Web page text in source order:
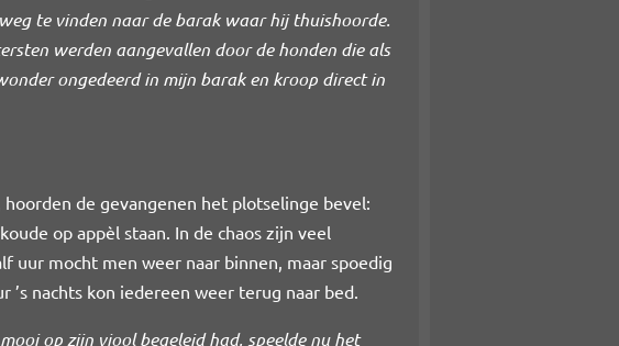
te vinden naar de barak waar hij thuishoorde.
werden aangevallen door de honden die als
ongedeerd in mijn barak en kroop direct in
de gevangenen het plotselinge bevel:
op appèl staan. In de chaos zijn veel
uur mocht men weer naar binnen, maar spoedig
’s nachts kon iedereen weer terug naar bed.
op zijn viool begeleid had, speelde nu het